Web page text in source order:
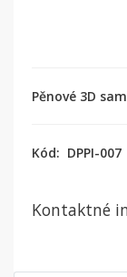
Pěnové 3D
Kód: DPPI-007
Kontaktné